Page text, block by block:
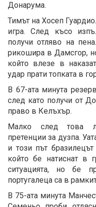
Донарума.
Тимът на Хосеп
игра. След късо
получи отляво на
рикошира в Дамсгор,
който влезе в
удар прати топката в
В 67-ата минута
след като получи от
право в Келъхър.
Малко след това
претенции за дузпа.
и този път
който бе натиснат в
ситуацията, но бе
португалеца са в
В 75-ата минута